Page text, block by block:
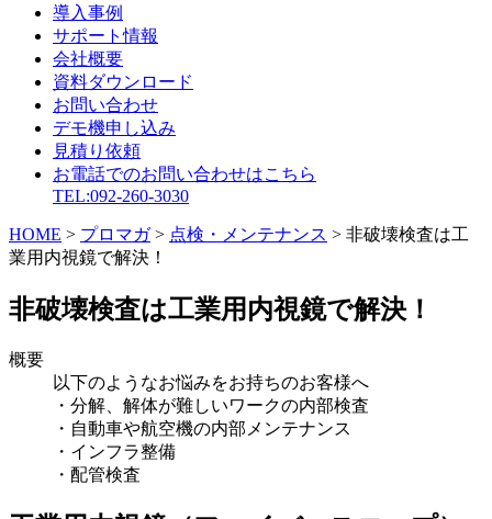
導入事例
サポート情報
会社概要
資料ダウンロード
お問い合わせ
デモ機申し込み
見積り依頼
お電話でのお問い合わせはこちら
TEL:092-260-3030
HOME > プロマガ> 点検・メンテナンス > 非破壊検査は工
業用内視鏡で解決！
非破壊検査は工業用内視鏡で解決！
概要
以下のようなお悩みをお持ちのお客様へ
・分解、解体が難しいワークの内部検査
・自動車や航空機の内部メンテナンス
・インフラ整備
・配管検査